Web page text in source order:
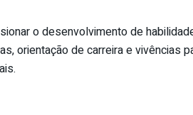
o desenvolvimento de
orientação de carreira e vivências